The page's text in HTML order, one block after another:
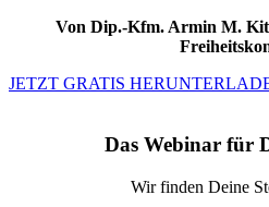
Von Dip.-Kfm. Armin M.
JETZT GRATIS
Das Webinar für
Wir finden Deine